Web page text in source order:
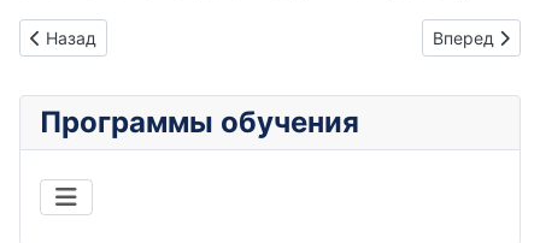
Программы обучения
Предыдущий: 1-С: БУХГАЛТЕРИЯ
Назад Следующий:
Вперед